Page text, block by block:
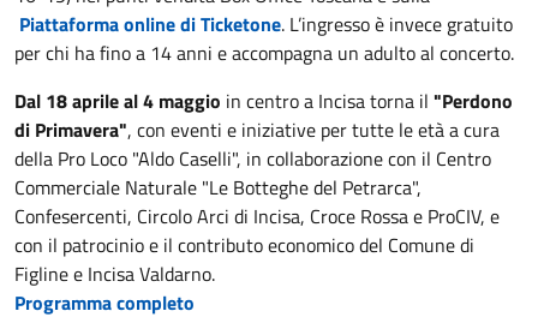
Piattaforma online di Ticketone. L’ingresso è invece gratuito
per chi ha fino a 14 anni e accompagna un adulto al concerto.
Dal 18 aprile al 4 maggio in centro a Incisa torna il "Perdono
di Primavera", con eventi e iniziative per tutte le età a cura
della Pro Loco "Aldo Caselli", in collaborazione con il Centro
Commerciale Naturale "Le Botteghe del Petrarca",
Confesercenti, Circolo Arci di Incisa, Croce Rossa e ProCIV, e
con il patrocinio e il contributo economico del Comune di
Figline e Incisa Valdarno.
Programma completo